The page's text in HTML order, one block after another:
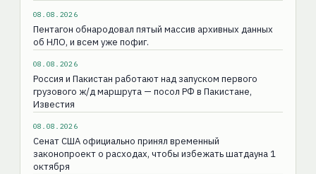
08.08.2026
Пентагон обнародовал пятый массив архивных данных
об НЛО, и всем уже пофиг.
08.08.2026
Россия и Пакистан работают над запуском первого
грузового ж/д маршрута — посол РФ в Пакистане,
Известия
08.08.2026
Сенат США официально принял временный
законопроект о расходах, чтобы избежать шатдауна 1
октября